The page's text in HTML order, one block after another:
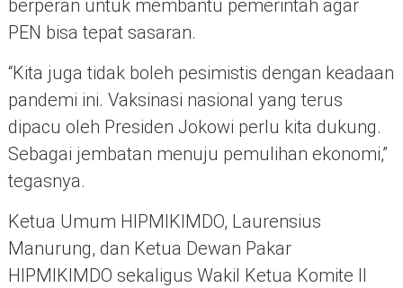
berperan untuk membantu pemerintah agar
PEN bisa tepat sasaran.
“Kita juga tidak boleh pesimistis dengan keadaan
pandemi ini. Vaksinasi nasional yang terus
dipacu oleh Presiden Jokowi perlu kita dukung.
Sebagai jembatan menuju pemulihan ekonomi,”
tegasnya.
Ketua Umum HIPMIKIMDO, Laurensius
Manurung, dan Ketua Dewan Pakar
HIPMIKIMDO sekaligus Wakil Ketua Komite II